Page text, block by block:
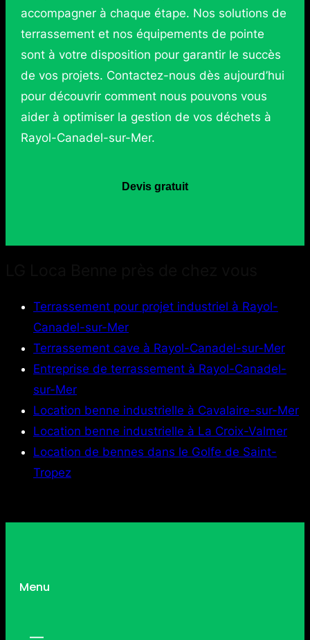
accompagner à chaque étape. Nos solutions de
terrassement et nos équipements de pointe
sont à votre disposition pour garantir le succès
de vos projets. Contactez-nous dès aujourd’hui
pour découvrir comment nous pouvons vous
aider à optimiser la gestion de vos déchets à
Rayol-Canadel-sur-Mer.
Devis gratuit
Terrassement pour projet industriel à Rayol-
Canadel-sur-Mer
Terrassement cave à Rayol-Canadel-sur-Mer
Entreprise de terrassement à Rayol-Canadel-
sur-Mer
Location benne industrielle à Cavalaire-sur-Mer
Location benne industrielle à La Croix-Valmer
Location de bennes dans le Golfe de Saint-
Tropez
Menu